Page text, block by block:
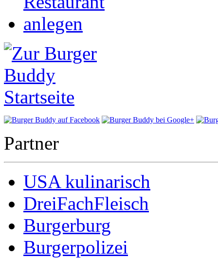
Partner
USA kulinarisch
DreiFachFleisch
Burgerburg
Burgerpolizei